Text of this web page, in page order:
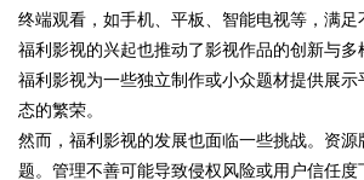
!
终端观看，如手机、平板、智能电视等，满
福利影视的兴起也推动了影视作品的创新与
福利影视为一些独立制作或小众题材提供展
态的繁荣。
然而，福利影视的发展也面临一些挑战。资
题。管理不善可能导致侵权风险或用户信任